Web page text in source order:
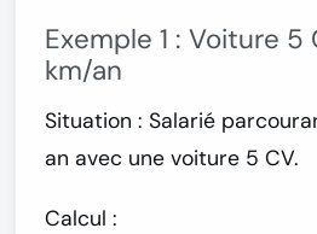
Exemple 1 : Voiture
km/an
Situation : Salarié
an avec une voiture 5 CV.
Calcul :